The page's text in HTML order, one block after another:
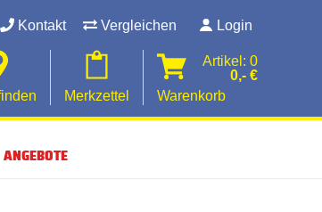
Kontakt Vergleichen Login
Merkzettel
Artikel: 0
0,- €
Warenkorb
ANGEBOTE